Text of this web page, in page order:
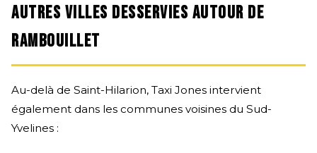
AUTRES VILLES DESSERVIES AUTOUR DE
RAMBOUILLET
Au-delà de Saint-Hilarion, Taxi Jones intervient
également dans les communes voisines du Sud-
Yvelines :